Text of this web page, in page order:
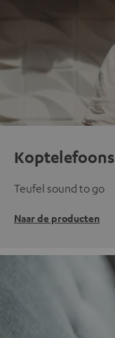
Koptelefoons
Teufel sound to go
Naar de producten